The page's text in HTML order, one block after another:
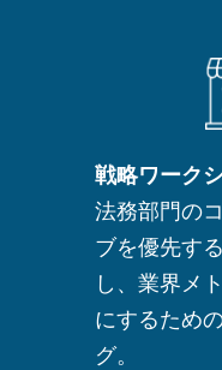
戦略ワーク
法務部門の
ブを優先す
し、業界メ
にするため
グ。